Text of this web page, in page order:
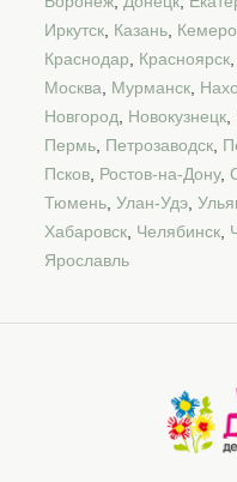
Иркутск Казань
Краснодар
Красноярск
Москва
Мурманск
Новгород
Новокузнецк
Пермь Петрозаводск
Псков Ростов-на-Дону,
Тюмень Улан-Удэ
Хабаровск Челябинск
Ярославль